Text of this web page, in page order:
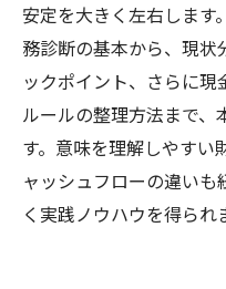
安定を大きく左右します
務診断の基本から、現状
ックポイント、さらに
ルールの整理方法まで、
す。意味を理解しやすい
ャッシュフローの違い
く実践ノウハウを得られ